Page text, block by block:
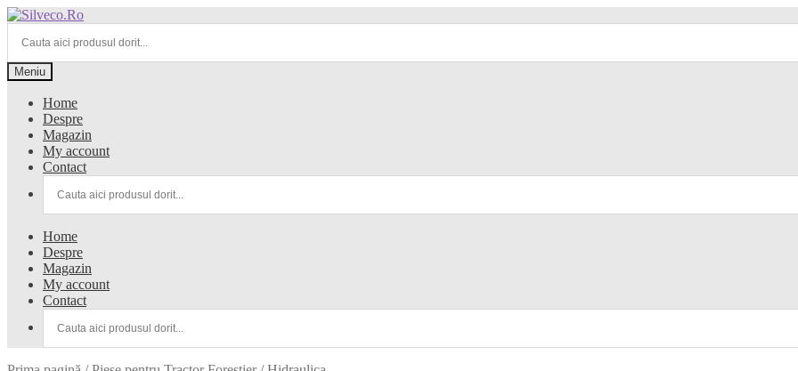
Sari
navigare
Sari
conținut
Meniu
Home
Despre
Magazin
My account
Contact
Home
Despre
Magazin
My account
Contact